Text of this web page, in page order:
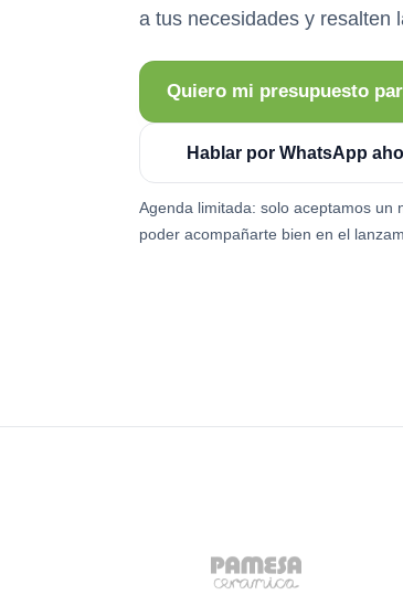
a tus necesidades y resalten
Quiero mi presupuesto
Hablar por WhatsApp
Agenda limitada: solo aceptamos un
poder acompañarte bien en el